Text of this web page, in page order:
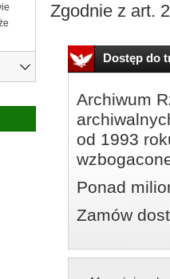
Zgodnie z art.
Dostęp do
Archiwum
od 1993
Ponad
Zamów